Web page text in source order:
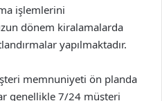
işlemlerini
dönem kiralamalarda
yapılmaktadır.
memnuniyeti ön planda
genellikle 7/24 müşteri